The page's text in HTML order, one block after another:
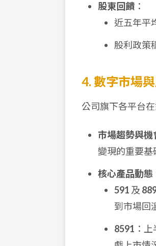
股東回饋 ：
近五年平
股利政策
4. 數字市場
公司旗下各平台
市場趨勢與機
變現的重要基
核心產品動態
591 及
到市場回
8591 ：